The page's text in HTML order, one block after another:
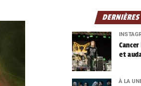
et
À LA